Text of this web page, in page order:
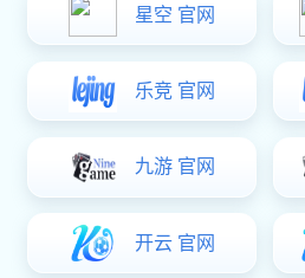
公司商业办公位于上海市普陀区中
生产和维修车间，具备制造和系统集成
了解更多
推荐产